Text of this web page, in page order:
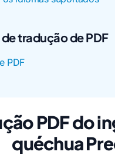
tradução de PDF
PDF
PDF do
quéchua